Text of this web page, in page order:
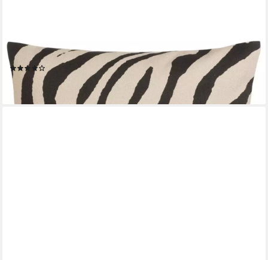
PICHLER
Kissenhülle Zebra von Pichler
(1)
35,95 €
lieferbar - in 3-4 Werktagen bei dir